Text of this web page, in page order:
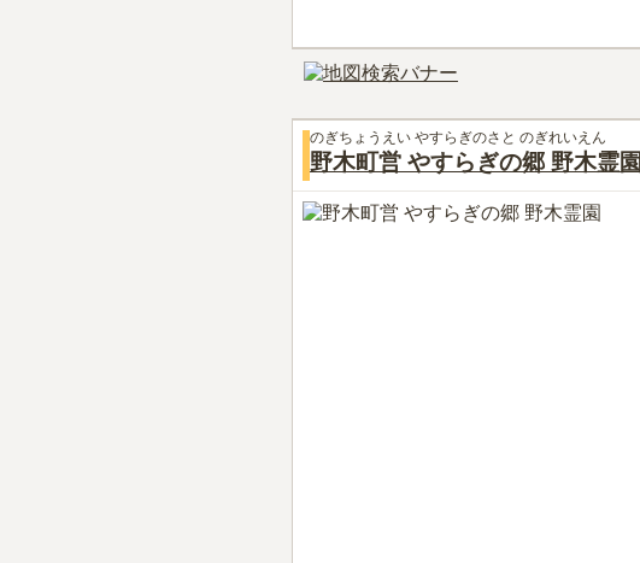
のぎちょうえい やすらぎのさと のぎれいえん
野木町営 やすらぎの郷 野木霊園